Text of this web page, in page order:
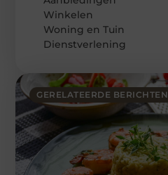
GERELATEERDE BERICHTEN
Winkelen
Woning en Tuin
Dienstverlening